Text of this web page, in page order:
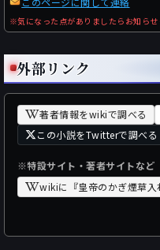
※気になった点がありましたらお知らせ
外部リンク
著者情報をwikiで調べる
この小説をTwitterで調べる
※特設サイト・著者サイトなど
wikiに『皇帝のかぎ煙草入